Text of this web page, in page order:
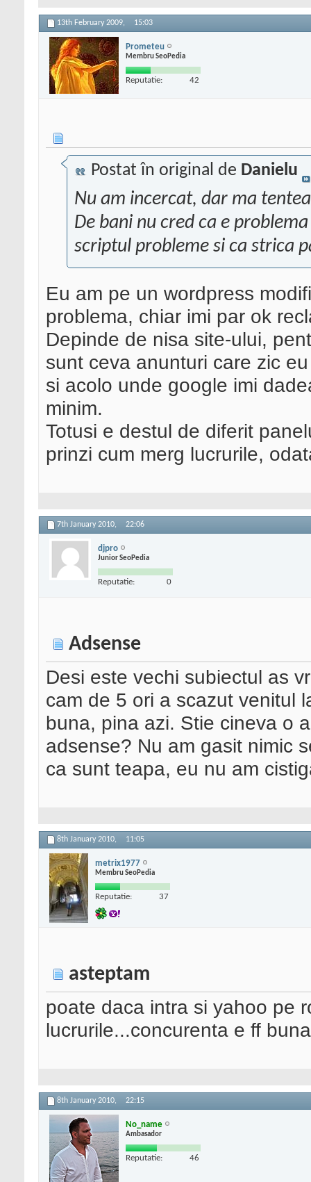
13th February 2009, 15:03
Prometeu
Membru SeoPedia
Reputatie: 42
Postat în original de Danielu
Nu am incercat, dar ma
De bani nu cred ca e
scriptul probleme si ca strica
Eu am pe un wordpress
problema, chiar imi par ok
Depinde de nisa site-ului,
sunt ceva anunturi care zic
si acolo unde google imi
minim.
Totusi e destul de diferit
prinzi cum merg lucrurile,
7th January 2010, 22:06
djpro
Junior SeoPedia
Reputatie: 0
Adsense
Desi este vechi subiectul as
cam de 5 ori a scazut venitul
buna, pina azi. Stie cineva o
adsense? Nu am gasit nimic
ca sunt teapa, eu nu am
8th January 2010, 11:05
metrix1977
Membru SeoPedia
Reputatie: 37
asteptam
poate daca intra si yahoo pe
lucrurile...concurenta e ff
8th January 2010, 22:15
No_name
Ambasador
Reputatie: 46